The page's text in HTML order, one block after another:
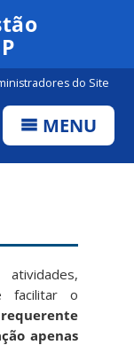
do Site
MENU
facilitar o
apenas